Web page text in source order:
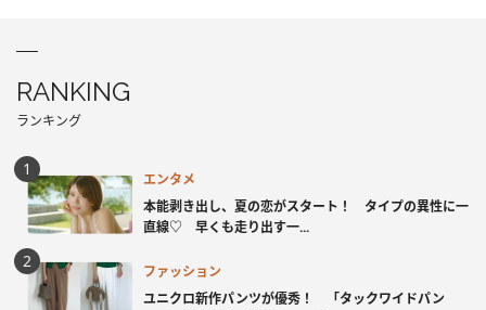
RANKING
ランキング
エンタメ
本能剥き出し、夏の恋がスタート！ タイプの異性に一
直線♡ 早くも走り出す一...
ファッション
ユニクロ新作パンツが優秀！ 「タックワイドパン